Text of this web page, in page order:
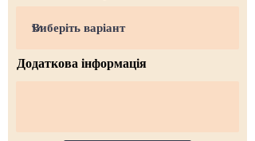
Додаткова інформація